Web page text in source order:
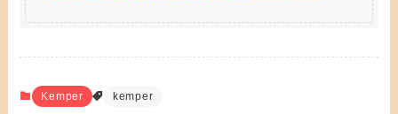
Kemper kemper